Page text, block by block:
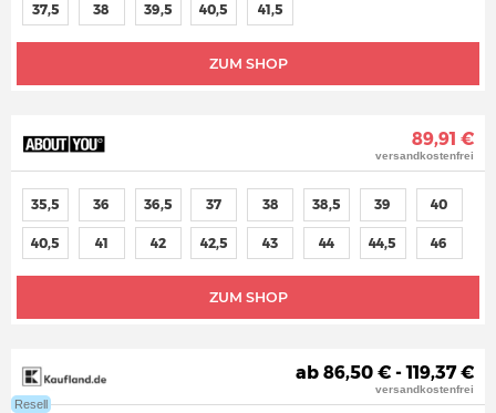
ZUM SHOP
37,5 38 39,5 40,5 41,5
89,91 €
versandkostenfrei
ZUM SHOP
35,5 36 36,5 37 38 38,5 39 40
40,5 41 42 42,5 43 44 44,5 46
Resell
ab 86,50 € - 119,37 €
versandkostenfrei